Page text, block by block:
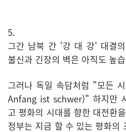
5.
그간 남북 간 '강 대 강' 대결
불신과 긴장의 벽은 아직도 높
그러나 독일 속담처럼 "모든
Anfang ist schwer)" 하지만
고 평화의 시대를 향한 대전환
정부는 지금 할 수 있는 평화의